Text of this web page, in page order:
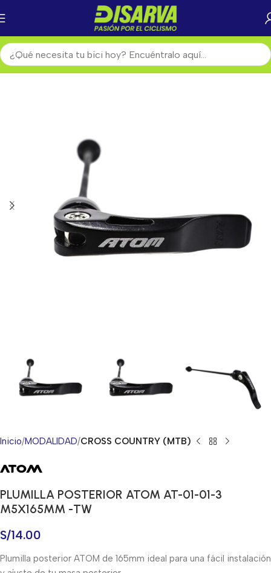
Inicio MODALIDAD CROSS COUNTRY (MTB)
PLUMILLA POSTERIOR ATOM AT-01-01-3
M5X165MM -TW
S/14.00
Plumilla posterior ATOM de 165mm ideal para una fácil instalación